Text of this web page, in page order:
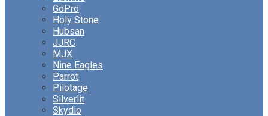
GoPro
Holy Stone
Hubsan
JJRC
MJX
Nine Eagles
Parrot
Pilotage
Silverlit
Skydio